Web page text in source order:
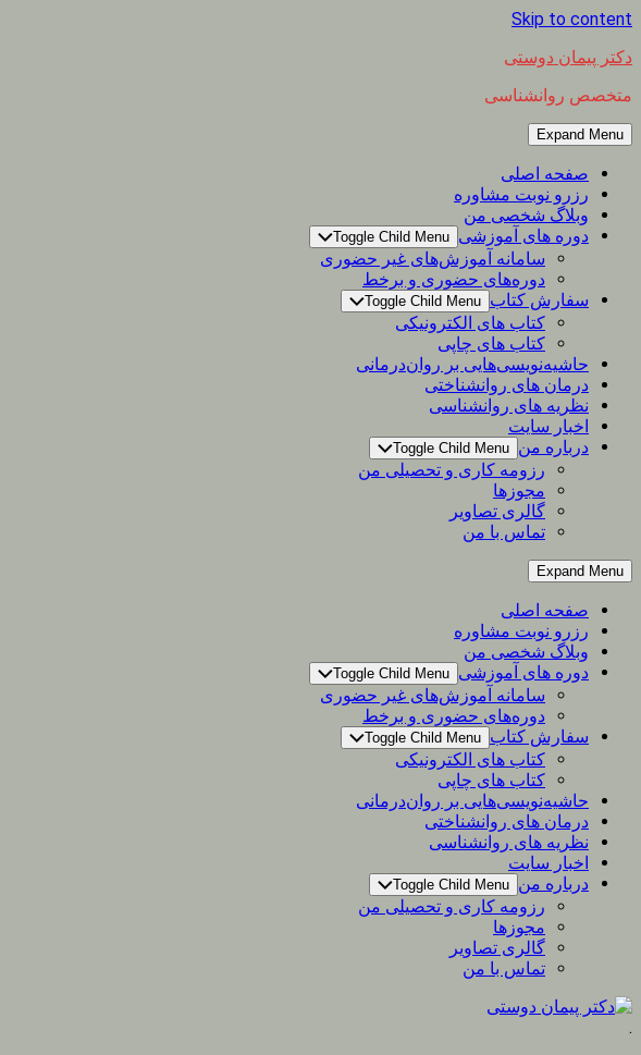
Skip to content
دکتر پیمان دوستی
متخصص روانشناسی
Expand Menu
صفحه اصلی
رزرو نوبت مشاوره
وبلاگ شخصی من
دوره های آموزشی Toggle Child Menu
سامانه آموزش‌های غیر حضوری
دوره‌های حضوری و برخط
سفارش کتاب Toggle Child Menu
کتاب های الکترونیکی
کتاب های چاپی
حاشیه‌نویسی‌هایی بر روان‌درمانی
درمان های روانشناختی
نظریه های روانشناسی
اخبار سایت
درباره من Toggle Child Menu
رزومه کاری و تحصیلی من
مجوزها
گالری تصاویر
تماس با من
Expand Menu
صفحه اصلی
رزرو نوبت مشاوره
وبلاگ شخصی من
دوره های آموزشی Toggle Child Menu
سامانه آموزش‌های غیر حضوری
دوره‌های حضوری و برخط
سفارش کتاب Toggle Child Menu
کتاب های الکترونیکی
کتاب های چاپی
حاشیه‌نویسی‌هایی بر روان‌درمانی
درمان های روانشناختی
نظریه های روانشناسی
اخبار سایت
درباره من Toggle Child Menu
رزومه کاری و تحصیلی من
مجوزها
گالری تصاویر
تماس با من
.